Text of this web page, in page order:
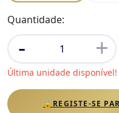
Quantidade:
- +
Última unidade disponível!
🔒 REGISTE-SE